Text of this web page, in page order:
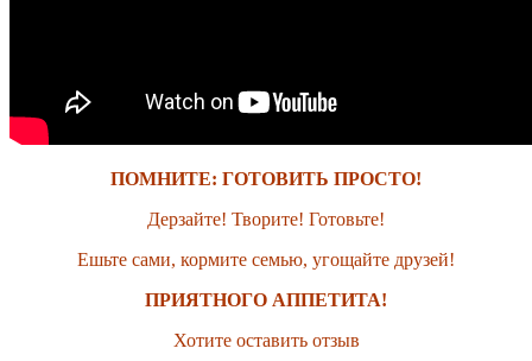
ПОМНИТЕ: ГОТОВИТЬ ПРОСТО!
Дерзайте! Творите! Готовьте!
Ешьте сами, кормите семью, угощайте друзей!
ПРИЯТНОГО АППЕТИТА!
Хотите оставить отзыв